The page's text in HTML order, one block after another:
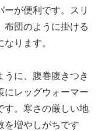
が便利です。スリ
布団のように掛ける
ります。
うに、腹巻腹きつき
にレッグウォーマー
す。寒さの厳しい地
を増やしがちです